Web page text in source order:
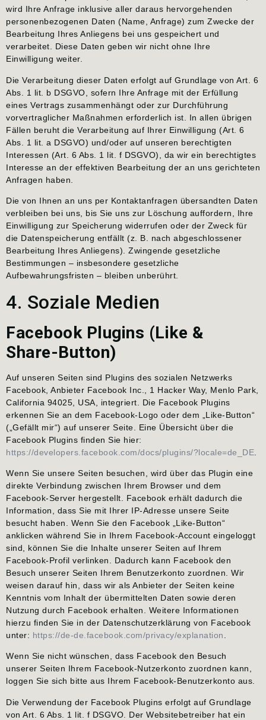
wird Ihre Anfrage inklusive aller daraus hervorgehenden
personenbezogenen Daten (Name, Anfrage) zum Zwecke der
Bearbeitung Ihres Anliegens bei uns gespeichert und
verarbeitet. Diese Daten geben wir nicht ohne Ihre
Einwilligung weiter.
Die Verarbeitung dieser Daten erfolgt auf Grundlage von Art. 6
Abs. 1 lit. b DSGVO, sofern Ihre Anfrage mit der Erfüllung
eines Vertrags zusammenhängt oder zur Durchführung
vorvertraglicher Maßnahmen erforderlich ist. In allen übrigen
Fällen beruht die Verarbeitung auf Ihrer Einwilligung (Art. 6
Abs. 1 lit. a DSGVO) und/oder auf unseren berechtigten
Interessen (Art. 6 Abs. 1 lit. f DSGVO), da wir ein berechtigtes
Interesse an der effektiven Bearbeitung der an uns gerichteten
Anfragen haben.
Die von Ihnen an uns per Kontaktanfragen übersandten Daten
verbleiben bei uns, bis Sie uns zur Löschung auffordern, Ihre
Einwilligung zur Speicherung widerrufen oder der Zweck für
die Datenspeicherung entfällt (z. B. nach abgeschlossener
Bearbeitung Ihres Anliegens). Zwingende gesetzliche
Bestimmungen – insbesondere gesetzliche
Aufbewahrungsfristen – bleiben unberührt.
4. Soziale Medien
Facebook Plugins (Like &
Share-Button)
Auf unseren Seiten sind Plugins des sozialen Netzwerks
Facebook, Anbieter Facebook Inc., 1 Hacker Way, Menlo Park,
California 94025, USA, integriert. Die Facebook Plugins
erkennen Sie an dem Facebook-Logo oder dem „Like-Button“
(„Gefällt mir“) auf unserer Seite. Eine Übersicht über die
Facebook Plugins finden Sie hier:
https://developers.facebook.com/docs/plugins/?locale=de_DE
Wenn Sie unsere Seiten besuchen, wird über das Plugin eine
direkte Verbindung zwischen Ihrem Browser und dem
Facebook-Server hergestellt. Facebook erhält dadurch die
Information, dass Sie mit Ihrer IP-Adresse unsere Seite
besucht haben. Wenn Sie den Facebook „Like-Button“
anklicken während Sie in Ihrem Facebook-Account eingeloggt
sind, können Sie die Inhalte unserer Seiten auf Ihrem
Facebook-Profil verlinken. Dadurch kann Facebook den
Besuch unserer Seiten Ihrem Benutzerkonto zuordnen. Wir
weisen darauf hin, dass wir als Anbieter der Seiten keine
Kenntnis vom Inhalt der übermittelten Daten sowie deren
Nutzung durch Facebook erhalten. Weitere Informationen
hierzu finden Sie in der Datenschutzerklärung von Facebook
unter: https://de-de.facebook.com/privacy/explanation
Wenn Sie nicht wünschen, dass Facebook den Besuch
unserer Seiten Ihrem Facebook-Nutzerkonto zuordnen kann,
loggen Sie sich bitte aus Ihrem Facebook-Benutzerkonto aus.
Die Verwendung der Facebook Plugins erfolgt auf Grundlage
von Art. 6 Abs. 1 lit. f DSGVO. Der Websitebetreiber hat ein